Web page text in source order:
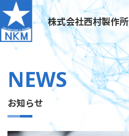
株式会社西村製作所
NEWS
お知らせ